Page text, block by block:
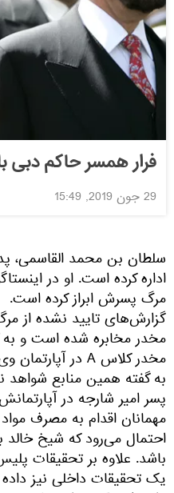
فرار همسر حاکم دبی
29 جون 2019, 15:49
اداره کرده است. او در
مرگ پسرش ابراز کرده است.
گزارش‌های تایید نشده از
مخدر مخابره شده است و به
مخدر کلاس A در آپارتمان وی پیدا شده است.
به گفته همین منابع
پسر امیر شارجه در
مهمانان اقدام به مصرف
احتمال می‌رود که شیخ
باشد. علاوه بر تحقیقات
یک تحقیقات داخلی نیز